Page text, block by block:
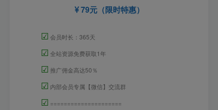
79元（限时特惠）
☑ 会员时长：365天
☑ 全站资源免费获取1年
☑ 推广佣金高达50％
☑ 内部会员专属【微信】交流群
☑ =====================